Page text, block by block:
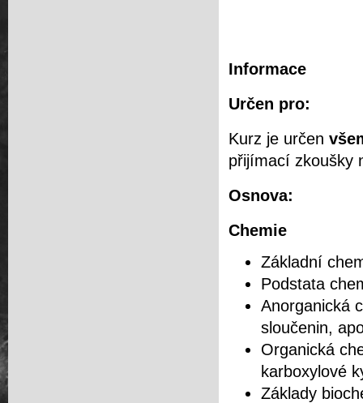
Informace
Určen pro:
Kurz je určen
přijímací zkoušky
Osnova:
Chemie
Základní
Podstata
Anorganická
sloučenin,
Organická
karboxylové
Základy